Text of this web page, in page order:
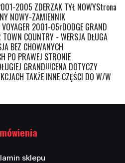
2005 ZDERZAK TYŁ NOWYStrona
NOWY-ZAMIENNIK
VOYAGER 2001-05rDODGE GRAND
COUNTRY - WERSJA DŁUGA
BEZ CHOWANYCH
PO PRAWEJ STRONIE
GRAND!!!CENA DOTYCZY
TAKŻE INNE CZĘŚCI DO W/W
sklepu